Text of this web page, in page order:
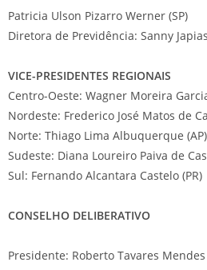
Patricia Ulson Pizarro Werner (SP)
Diretora de Previdência: Sanny
VICE-PRESIDENTES REGIONAIS
Centro-Oeste: Wagner Moreira
Nordeste: Frederico José Matos de
Norte: Thiago Lima Albuquerque (AP)
Sudeste: Diana Loureiro Paiva de
Sul: Fernando Alcantara Castelo (PR)
CONSELHO DELIBERATIVO
Presidente: Roberto Tavares Mendes